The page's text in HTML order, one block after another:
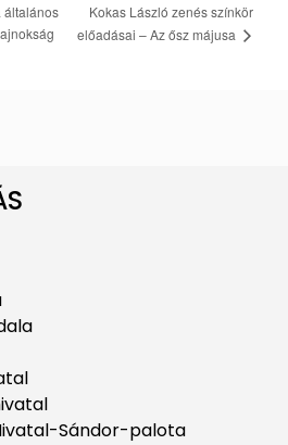
általános
Kokas László zenés színkör
előadásai – Az ősz májusa
Sándor-palota